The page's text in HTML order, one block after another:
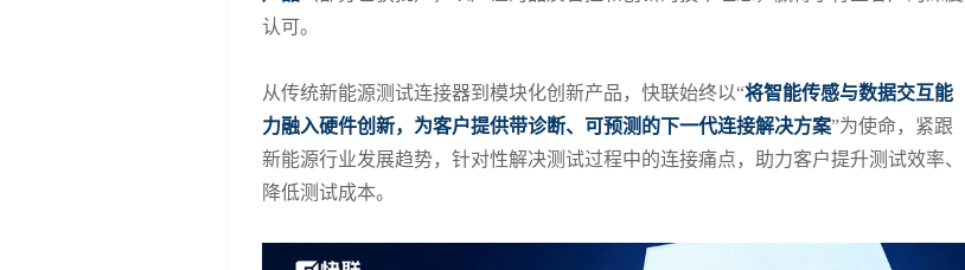
认可。
从传统新能源测试连接器到模块化创新产品，快联始终以“将智能传感与数据交互能
力融入硬件创新，为客户提供带诊断、可预测的下一代连接解决方案”为使命，紧跟
新能源行业发展趋势，针对性解决测试过程中的连接痛点，助力客户提升测试效率、
降低测试成本。